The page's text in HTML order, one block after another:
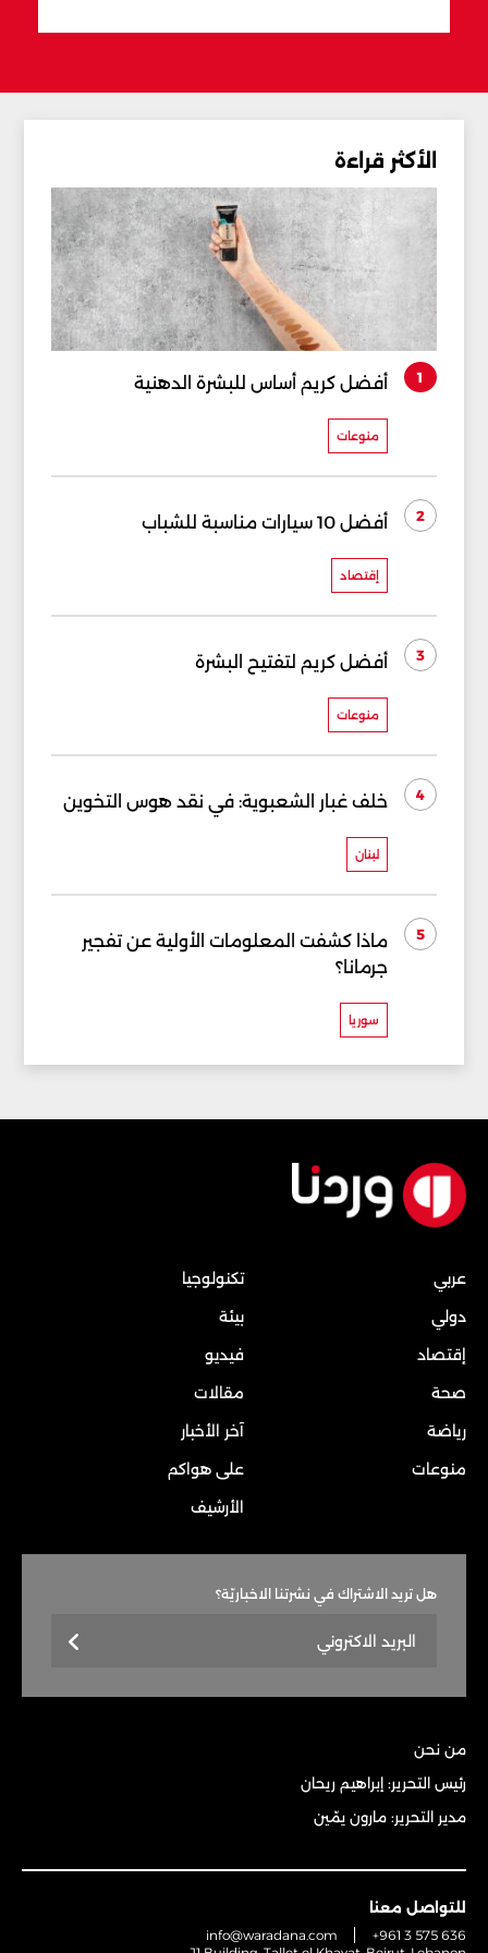
الأكثر قراءة
1 أفضل كريم أساس للبشرة الدهنية
منوعات
2 أفضل 10 سيارات مناسبة للشباب
إقتصاد
3 أفضل كريم لتفتيح البشرة
منوعات
4 خلف غبار الشعبوية: في نقد هوس التخوين
لبنان
5
ماذا كشفت المعلومات الأولية عن تفجير
جرمانا؟
سوريا
عربي
دولي
إقتصاد
صحة
رياضة
منوعات
تكنولوجيا
بيئة
فيديو
مقالات
آخر الأخبار
على هواكم
الأرشيف
هل تريد الاشتراك في نشرتنا الاخباريّة؟
من نحن
رئيس التحرير: إبراهيم ريحان
مدير التحرير: مارون يمّين
للتواصل معنا
info@waradana.com
+961 3 575 636